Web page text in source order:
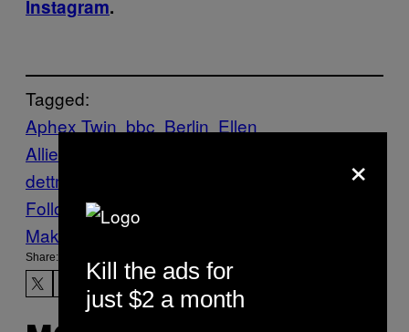
Instagram.
Tagged:
Aphex Twin bbc Berlin Ellen
Allien
dettmann
Follow Us On Discover
Make Us Preferred In Top Stories
Share:
×
Kill the ads for
just $2 a month